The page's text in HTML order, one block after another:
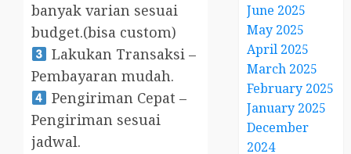
banyak varian sesuai
budget.(bisa custom)
Lakukan Transaksi –
Pembayaran mudah.
Pengiriman Cepat –
Pengiriman sesuai
jadwal.
June 2025
May 2025
April 2025
March 2025
February 2025
January 2025
December
2024